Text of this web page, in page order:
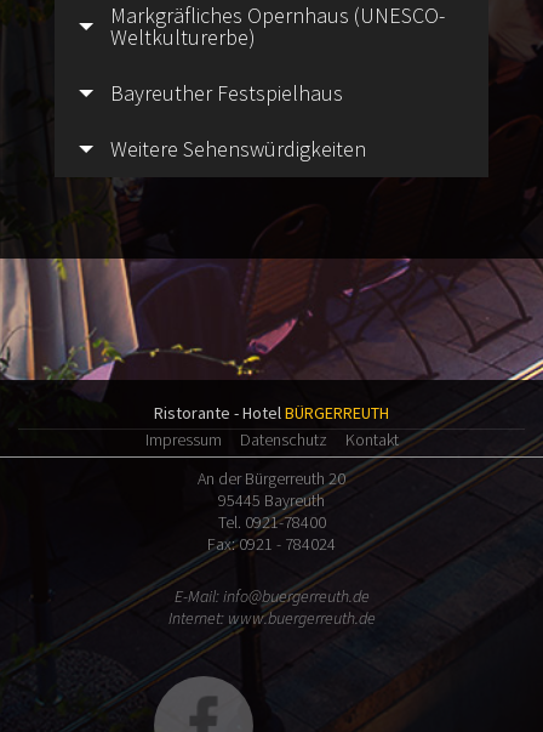
Markgräfliches Opernhaus (UNESCO-
Weltkulturerbe)
Bayreuther Festspielhaus
Weitere Sehenswürdigkeiten
Ristorante - HotelBÜRGERREUTH
Impressum
Datenschutz
Kontakt
An der Bürgerreuth 20
95445 Bayreuth
Tel. 0921-78400
Fax: 0921 - 784024
E-Mail:info@buergerreuth.de
Internet: www.buergerreuth.de